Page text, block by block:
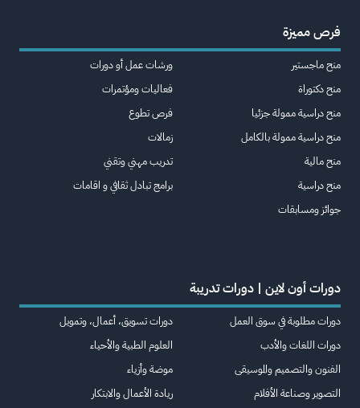
فرص مميزة
منح ماجستير
منح دكتوراة
منح دراسية ممولة جزئيا
منح دراسية ممولة بالكامل
منح مالية
منح دراسية
جوائز ومسابقات
ورشات عمل أو دورات
فعاليات ومؤتمرات
فرص تطوع
زمالات
تدريب مهني وتقني
برامج تبادل ثقافي و اقامات
دورات أون لاين | دورات تدريبة
دورات مطلوبة في سوق العمل
دورات اللغات والأدب
الفنون والتصميم والموسيقى
التصوير وصناعة الأفلام
دورات تسويق، أعمال، وتمويل
العلوم الطبية والأحياء
موضة وأزياء
ريادة الأعمال والابتكار